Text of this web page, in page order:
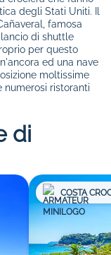
degli Stati Uniti. Il
famosa
di shuttle
per questo
ed una nave
moltissime
ristoranti
di
COSTA